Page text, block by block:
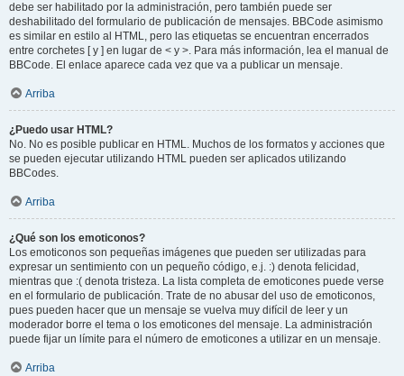
debe ser habilitado por la administración, pero también puede ser
deshabilitado del formulario de publicación de mensajes. BBCode asimismo
es similar en estilo al HTML, pero las etiquetas se encuentran encerrados
entre corchetes [ y ] en lugar de < y >. Para más información, lea el manual de
BBCode. El enlace aparece cada vez que va a publicar un mensaje.
Arriba
¿Puedo usar HTML?
No. No es posible publicar en HTML. Muchos de los formatos y acciones que
se pueden ejecutar utilizando HTML pueden ser aplicados utilizando
BBCodes.
Arriba
¿Qué son los emoticonos?
Los emoticonos son pequeñas imágenes que pueden ser utilizadas para
expresar un sentimiento con un pequeño código, e.j. :) denota felicidad,
mientras que :( denota tristeza. La lista completa de emoticones puede verse
en el formulario de publicación. Trate de no abusar del uso de emoticonos,
pues pueden hacer que un mensaje se vuelva muy difícil de leer y un
moderador borre el tema o los emoticones del mensaje. La administración
puede fijar un límite para el número de emoticones a utilizar en un mensaje.
Arriba